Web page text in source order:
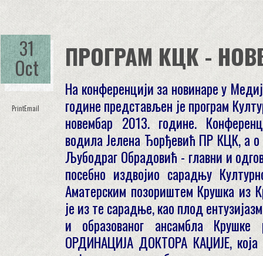
31
Oct
PrintEmail
ПРОГРАМ КЦК -
На конференцији за новинаре у
године представљен je програм
новембар 2013. године.
водила Јелена Ђорђевић ПР КЦК, а о
Љубодраг Обрадовић - главни и
посебно издвојио сарадњу
Аматерским позориштем Крушка из
је из те сарадње, као плод
и образованог ансамбла Крушке
ОРДИНАЦИЈА ДОКТОРА КАЏИЈЕ, која